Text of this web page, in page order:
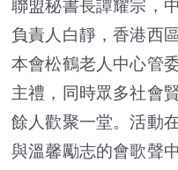
聯盟秘書長譚耀宗，
負責人白靜，香港西
本會松鶴老人中心管
主禮，同時眾多社會
餘人歡聚一堂。活動
與溫馨勵志的會歌聲